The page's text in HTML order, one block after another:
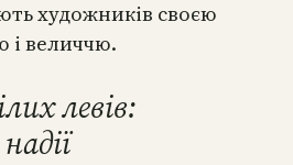
художників своєю
і величчю.
левів: